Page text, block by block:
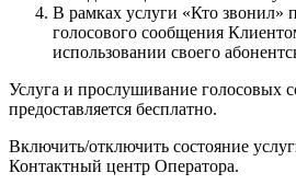
В рамках услуги «Кто звонил»
голосового сообщения
использовании своего
Услуга и прослушивание голосовых
предоставляется бесплатно.
Включить/отключить состояние
Контактный центр Оператора.